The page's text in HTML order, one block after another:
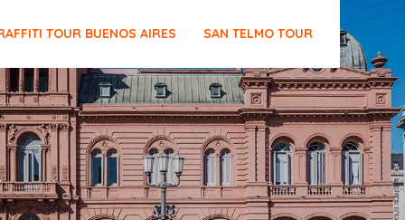
TOUR BUENOS AIRES SAN TELMO TOUR